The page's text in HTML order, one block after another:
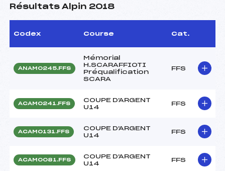
Résultats Alpin 2018
Codex Course Cat.
ANAM0245.FFS
Mémorial
H.SCARAFFIOTI
Préqualification
SCARA
FFS
ACAM0241.FFS
COUPE D'ARGENT
U14
FFS
ACAM0131.FFS
COUPE D'ARGENT
U14
FFS
ACAM0081.FFS
COUPE D'ARGENT
U14
FFS